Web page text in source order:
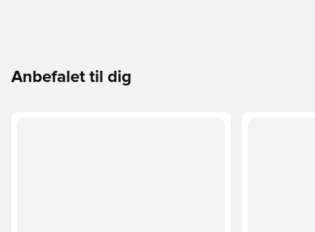
Anbefalet til dig